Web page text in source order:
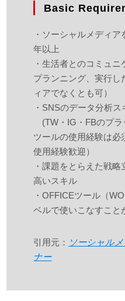
Basic
・ソーシャルメディ
年以上
・生活者とのコミュ
プランニング、実行し
ィアでなくとも可）
・SNSのデータ分析
(TW・IG・FBのプラ
ツールの使用経験は必
使用経験歓迎）
・課題をとらえた戦
高いスキル
・OFFICEツール（
ベルで使いこなすこと
引用元： ソーシャル
ナー